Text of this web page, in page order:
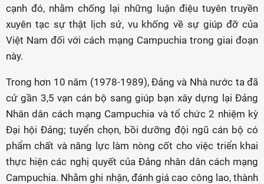
cạnh đó, nhằm chống lại những luận điệu tuyên truyền
xuyên tạc sự thật lịch sử, vu khống về sự giúp đỡ của
Việt Nam đối với cách mạng Campuchia trong giai đoạn
này.
Trong hơn 10 năm (1978-1989), Đảng và Nhà nước ta đã
cử gần 3,5 vạn cán bộ sang giúp bạn xây dựng lại Đảng
Nhân dân cách mạng Campuchia và tổ chức 2 nhiệm kỳ
Đại hội Đảng; tuyển chọn, bồi dưỡng đội ngũ cán bộ có
phẩm chất và năng lực làm nòng cốt cho việc triển khai
thực hiện các nghị quyết của Đảng nhân dân cách mạng
Campuchia. Nhằm ghi nhận, đánh giá cao công lao, thành